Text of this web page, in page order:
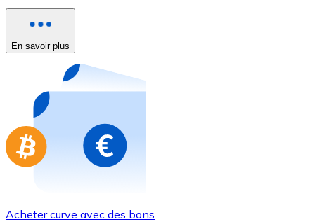
Acheter avec carte
Nouveau
Achetez des cartes-cadeaux de vos marques
Aller à la boutique de cartes-cadeaux
En savoir plus
Acheter curve avec des bons